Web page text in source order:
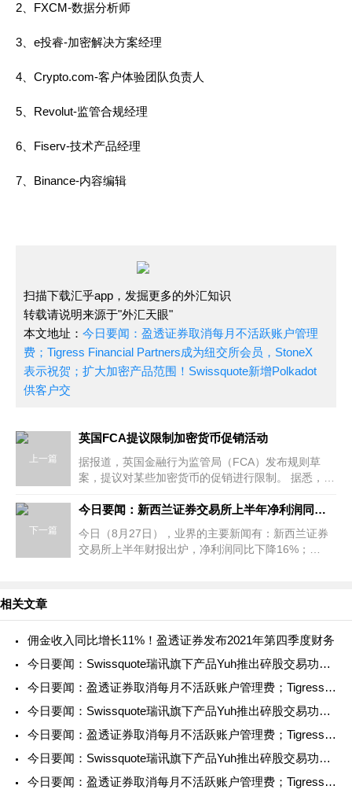
2、FXCM-数据分析师
3、e投睿-加密解决方案经理
4、Crypto.com-客户体验团队负责人
5、Revolut-监管合规经理
6、Fiserv-技术产品经理
7、Binance-内容编辑
扫描下载汇乎app，发掘更多的外汇知识
转载请说明来源于"外汇天眼"
本文地址： 今日要闻：盈透证券取消每月不活跃账户管理
费；Tigress Financial Partners成为纽交所会员，StoneX
表示祝贺；扩大加密产品范围！Swissquote新增Polkadot
供客户交
上一篇
英国FCA提议限制加密货币促销活动
据报道，英国金融行为监管局（FCA）发布规则草
案，提议对某些加密货币的促销进行限制。 据悉，这
情况下向他们推广加密货币产
下一篇
今日要闻：新西兰证券交易所上半年净利润同比下降16%；eToro与英国阿斯顿维拉足球俱乐部签署赞助协议；FCA对ICM Capetal、www.longleafmanagement.co.uk和Int
今日（8月27日），业界的主要新闻有：新西兰证券
交易所上半年财报出炉，净利润同比下降16%；
相关文章
佣金收入同比增长11%！盈透证券发布2021年第四季度财务
今日要闻：Swissquote瑞讯旗下产品Yuh推出碎股交易功能；A
今日要闻：盈透证券取消每月不活跃账户管理费；Tigress Fi
今日要闻：Swissquote瑞讯旗下产品Yuh推出碎股交易功能；A
今日要闻：盈透证券取消每月不活跃账户管理费；Tigress Fi
今日要闻：Swissquote瑞讯旗下产品Yuh推出碎股交易功能；A
今日要闻：盈透证券取消每月不活跃账户管理费；Tigress Fi